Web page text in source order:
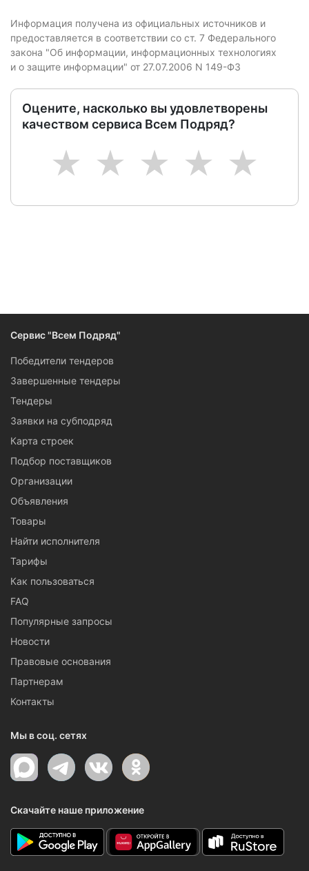
Информация получена из официальных источников и
предоставляется в соответствии со ст. 7 Федерального
закона "Об информации, информационных технологиях
и о защите информации" от 27.07.2006 N 149-ФЗ
Оцените, насколько вы удовлетворены
качеством сервиса Всем Подряд?
5
4
3
2
1
Сервис "Всем Подряд"
Победители тендеров
Завершенные тендеры
Тендеры
Заявки на субподряд
Карта строек
Подбор поставщиков
Организации
Объявления
Товары
Найти исполнителя
Тарифы
Как пользоваться
FAQ
Популярные запросы
Новости
Правовые основания
Партнерам
Контакты
Мы в соц. сетях
Скачайте наше приложение